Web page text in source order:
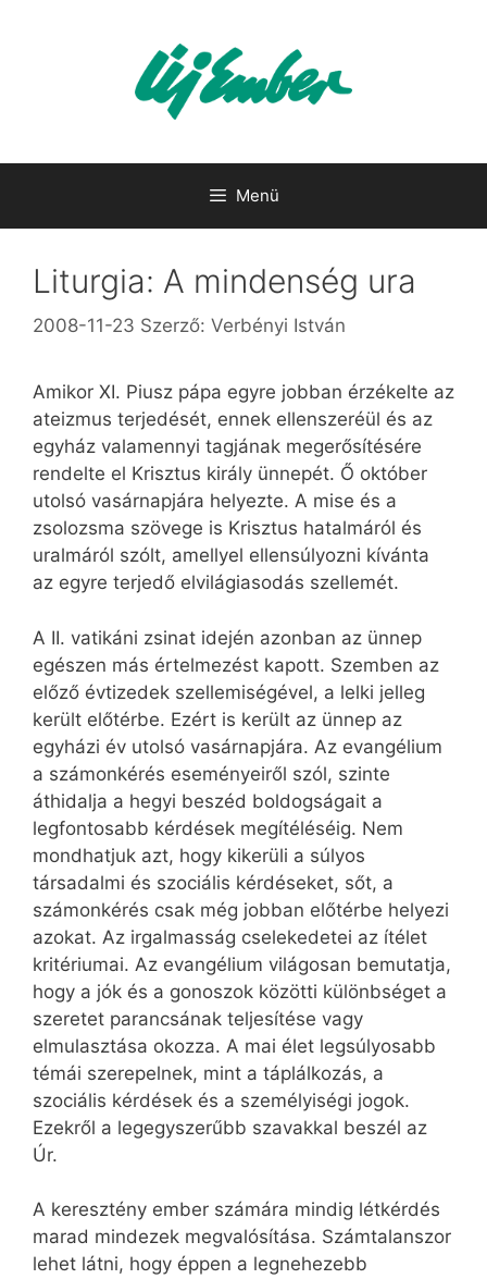
Menü
Liturgia: A mindenség ura
2008-11-23 Szerző: Verbényi István
Amikor XI. Piusz pápa egyre jobban érzékelte az
ateizmus terjedését, ennek ellenszeréül és az
egyház valamennyi tagjának megerősítésére
rendelte el Krisztus király ünnepét. Ő október
utolsó vasárnapjára helyezte. A mise és a
zsolozsma szövege is Krisztus hatalmáról és
uralmáról szólt, amellyel ellensúlyozni kívánta
az egyre terjedő elvilágiasodás szellemét.
A II. vatikáni zsinat idején azonban az ünnep
egészen más értelmezést kapott. Szemben az
előző évtizedek szellemiségével, a lelki jelleg
került előtérbe. Ezért is került az ünnep az
egyházi év utolsó vasárnapjára. Az evangélium
a számonkérés eseményeiről szól, szinte
áthidalja a hegyi beszéd boldogságait a
legfontosabb kérdések megítéléséig. Nem
mondhatjuk azt, hogy kikerüli a súlyos
társadalmi és szociális kérdéseket, sőt, a
számonkérés csak még jobban előtérbe helyezi
azokat. Az irgalmasság cselekedetei az ítélet
kritériumai. Az evangélium világosan bemutatja,
hogy a jók és a gonoszok közötti különbséget a
szeretet parancsának teljesítése vagy
elmulasztása okozza. A mai élet legsúlyosabb
témái szerepelnek, mint a táplálkozás, a
szociális kérdések és a személyiségi jogok.
Ezekről a legegyszerűbb szavakkal beszél az
Úr.
A keresztény ember számára mindig létkérdés
marad mindezek megvalósítása. Számtalanszor
lehet látni, hogy éppen a legnehezebb